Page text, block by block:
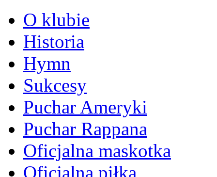
O klubie
Historia
Hymn
Sukcesy
Puchar Ameryki
Puchar Rappana
Oficjalna maskotka
Oficjalna piłka